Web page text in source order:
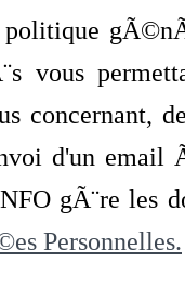
vous
concernant,
d'un
gÃ¨re les
Personnelles.